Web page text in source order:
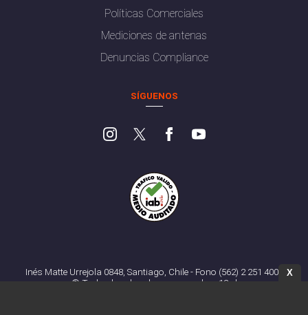
Políticas Comerciales
Mediciones de antenas
Denuncias Compliance
SÍGUENOS
Inés Matte Urrejola 0848, Santiago, Chile - Fono (562) 2 251 4000
© Todos los derechos reservados. 13.cl
X